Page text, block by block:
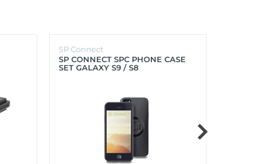
SP Connect
SP CONNECT SPC PHONE CASE
SET GALAXY S9 / S8